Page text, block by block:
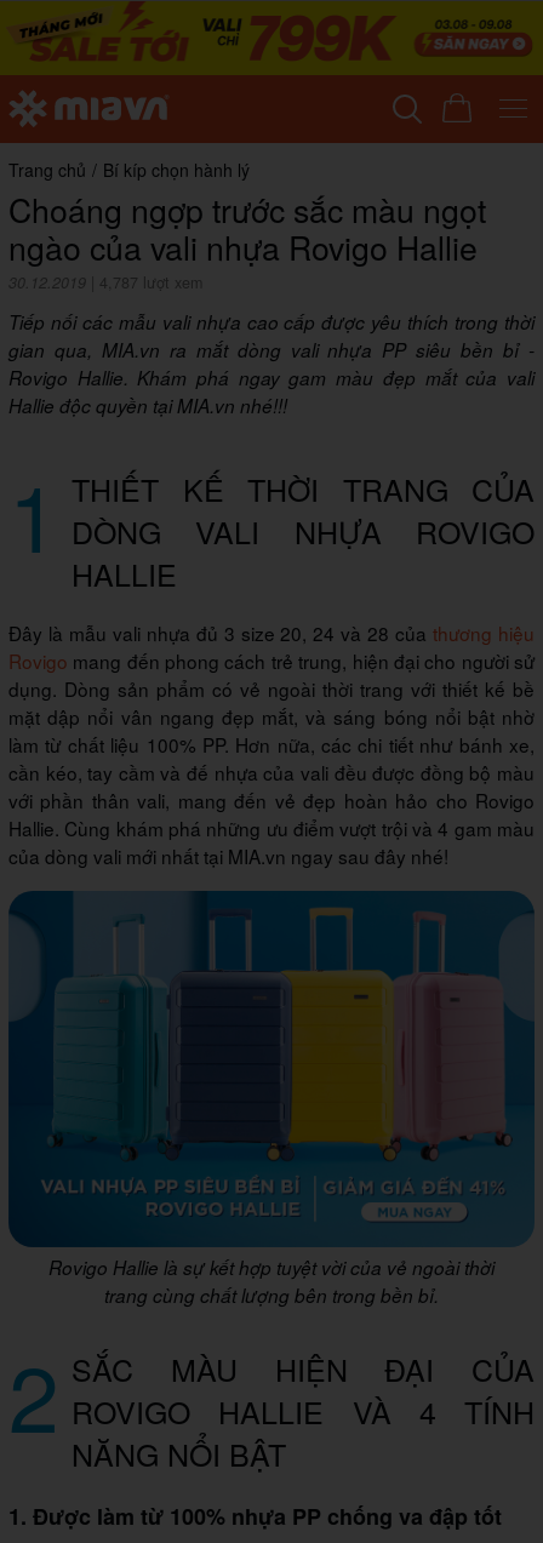
Trang chủ / Bí kíp chọn hành lý
Choáng ngợp trước sắc màu ngọt
ngào của vali nhựa Rovigo Hallie
30.12.2019 4,787 lượt xem
Tiếp nối các mẫu vali nhựa cao cấp được yêu thích trong thời
gian qua, MIA.vn ra mắt dòng vali nhựa PP siêu bền bỉ -
Rovigo Hallie. Khám phá ngay gam màu đẹp mắt của vali
Hallie độc quyền tại MIA.vn nhé!!!
1
THIẾT KẾ THỜI TRANG CỦA
DÒNG VALI NHỰA ROVIGO
HALLIE
Đây là mẫu vali nhựa đủ 3 size 20, 24 và 28 của thương hiệu
Rovigo mang đến phong cách trẻ trung, hiện đại cho người sử
dụng. Dòng sản phẩm có vẻ ngoài thời trang với thiết kế bề
mặt dập nổi vân ngang đẹp mắt, và sáng bóng nổi bật nhờ
làm từ chất liệu 100% PP. Hơn nữa, các chi tiết như bánh xe,
cần kéo, tay cầm và đế nhựa của vali đều được đồng bộ màu
với phần thân vali, mang đến vẻ đẹp hoàn hảo cho Rovigo
Hallie. Cùng khám phá những ưu điểm vượt trội và 4 gam màu
của dòng vali mới nhất tại MIA.vn ngay sau đây nhé!
Rovigo Hallie là sự kết hợp tuyệt vời của vẻ ngoài thời
trang cùng chất lượng bên trong bền bỉ.
2 SẮC MÀU HIỆN ĐẠI CỦA
ROVIGO HALLIE VÀ 4 TÍNH
NĂNG NỔI BẬT
1. Được làm từ 100% nhựa PP chống va đập tốt